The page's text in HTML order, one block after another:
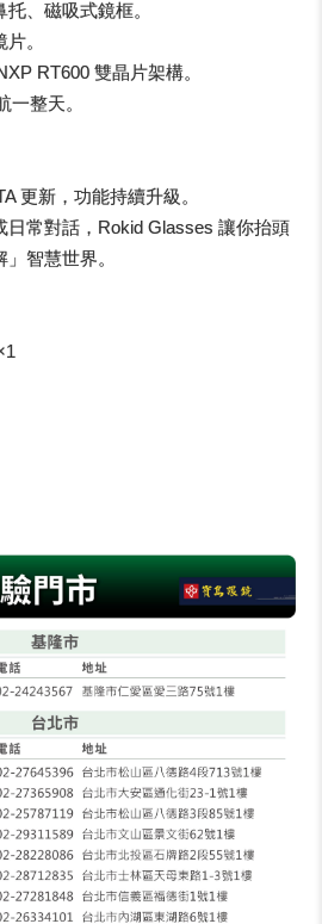
、磁吸式鏡框。
。
RT600 雙晶片架構。
一整天。
更新，功能持續升級。
日常對話，Rokid Glasses 讓你抬頭
智慧世界。